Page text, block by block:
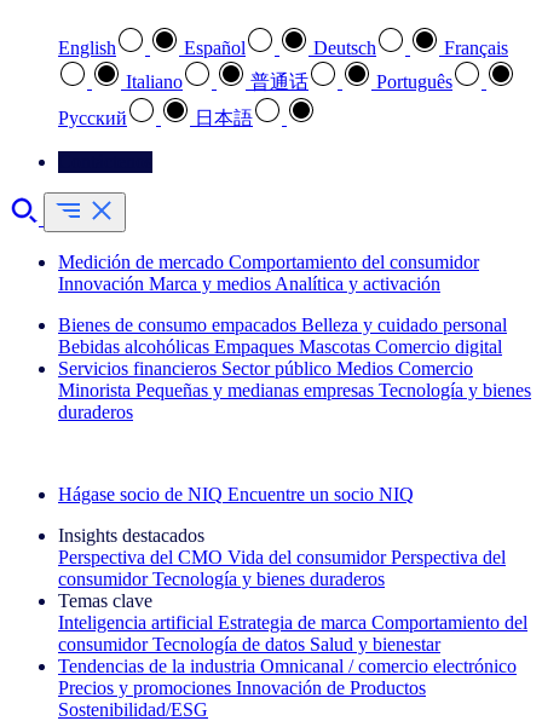
English Español Deutsch
Français
Italiano
普通话
Português
Pусский
日本語
Medición de mercado Comportamiento del consumidor
Innovación Marca y medios Analítica y activación
Bienes de consumo empacados Belleza y cuidado personal
Bebidas alcohólicas Empaques Mascotas Comercio digital
Servicios financieros Sector público Medios Comercio
Minorista Pequeñas y medianas empresas Tecnología y bienes
duraderos
Hágase socio de NIQ Encuentre un socio NIQ
Insights destacados
Perspectiva del CMO Vida del consumidor Perspectiva del
consumidor Tecnología y bienes duraderos
Temas clave
Inteligencia artificial Estrategia de marca Comportamiento del
consumidor Tecnología de datos Salud y bienestar
Tendencias de la industria Omnicanal / comercio electrónico
Precios y promociones Innovación de Productos
Sostenibilidad/ESG